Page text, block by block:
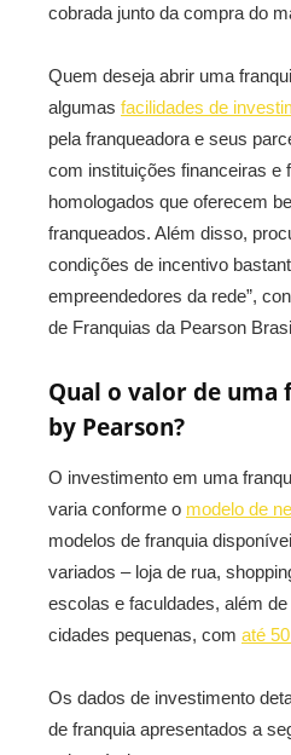
cobrada junto da compra do
Quem deseja abrir uma
algumas facilidades de
pela franqueadora e seus
com instituições financeiras e
homologados que oferecem
franqueados. Além disso,
condições de incentivo
empreendedores da rede”,
de Franquias da Pearson
Qual o valor de uma
by Pearson?
O investimento em uma
varia conforme o modelo de
modelos de franquia
variados – loja de rua,
escolas e faculdades, além
cidades pequenas, com até
Os dados de investimento
de franquia apresentados a